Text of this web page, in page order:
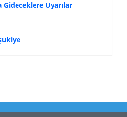
Gideceklere Uyarılar